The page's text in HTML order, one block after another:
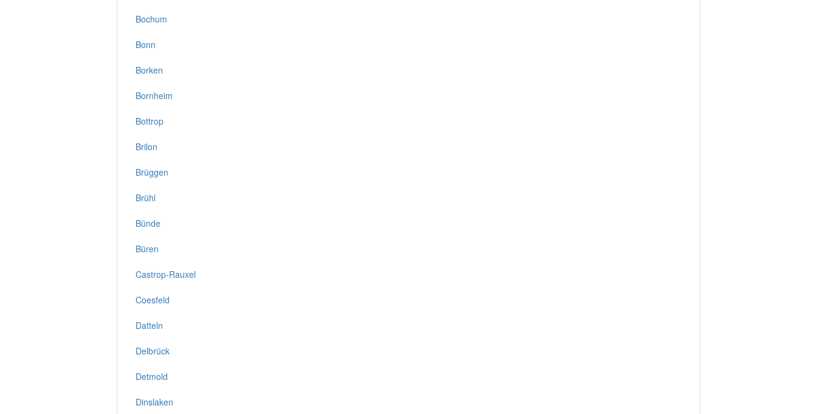
Bochum
Bonn
Borken
Bornheim
Bottrop
Brilon
Brüggen
Brühl
Bünde
Büren
Castrop-Rauxel
Coesfeld
Datteln
Delbrück
Detmold
Dinslaken